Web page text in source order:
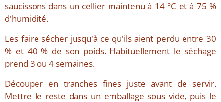
saucissons dans un cellier maintenu à 14 °C et à 75 %
d'humidité.
Les faire sécher jusqu'à ce qu'ils aient perdu entre 30
% et 40 % de son poids. Habituellement le séchage
prend 3 ou 4 semaines.
Découper en tranches fines juste avant de servir.
Mettre le reste dans un emballage sous vide, puis le